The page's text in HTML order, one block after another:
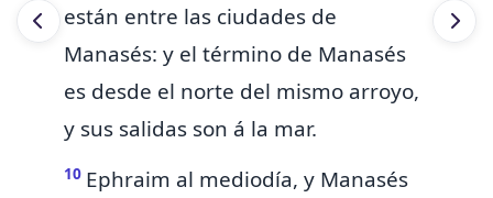
están entre las ciudades de
Manasés: y el término de Manasés
es desde el norte del mismo arroyo,
y sus salidas son á la mar.
10 Ephraim al mediodía, y Manasés